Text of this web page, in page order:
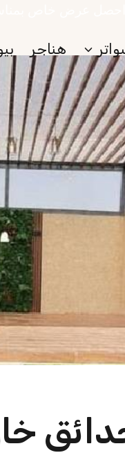
هناجر